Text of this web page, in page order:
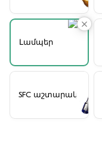
Լամպեր
SFC աշտարակներ